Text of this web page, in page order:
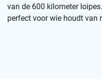
van de 600 kilometer
perfect voor wie houdt van